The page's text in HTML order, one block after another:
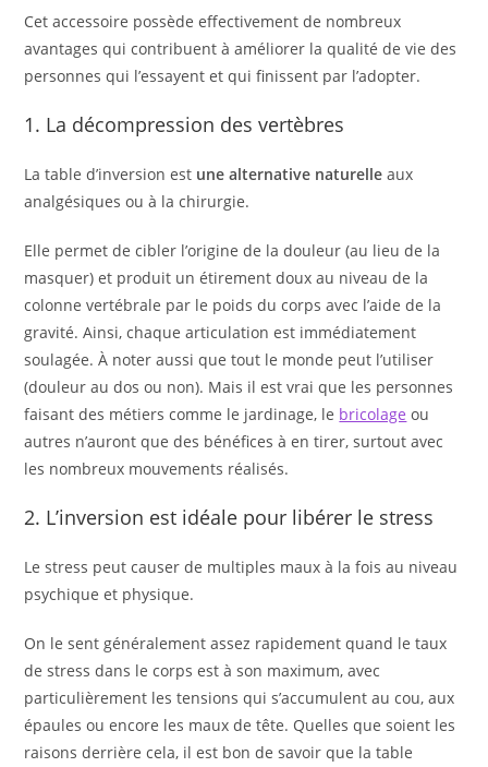
Cet accessoire possède effectivement de nombreux
avantages qui contribuent à améliorer la qualité de vie des
personnes qui l’essayent et qui finissent par l’adopter.
1. La décompression des vertèbres
La table d’inversion est une alternative naturelle aux
analgésiques ou à la chirurgie.
Elle permet de cibler l’origine de la douleur (au lieu de la
masquer) et produit un étirement doux au niveau de la
colonne vertébrale par le poids du corps avec l’aide de la
gravité. Ainsi, chaque articulation est immédiatement
soulagée. À noter aussi que tout le monde peut l’utiliser
(douleur au dos ou non). Mais il est vrai que les personnes
faisant des métiers comme le jardinage, le bricolage ou
autres n’auront que des bénéfices à en tirer, surtout avec
les nombreux mouvements réalisés.
2. L’inversion est idéale pour libérer le stress
Le stress peut causer de multiples maux à la fois au niveau
psychique et physique.
On le sent généralement assez rapidement quand le taux
de stress dans le corps est à son maximum, avec
particulièrement les tensions qui s’accumulent au cou, aux
épaules ou encore les maux de tête. Quelles que soient les
raisons derrière cela, il est bon de savoir que la table